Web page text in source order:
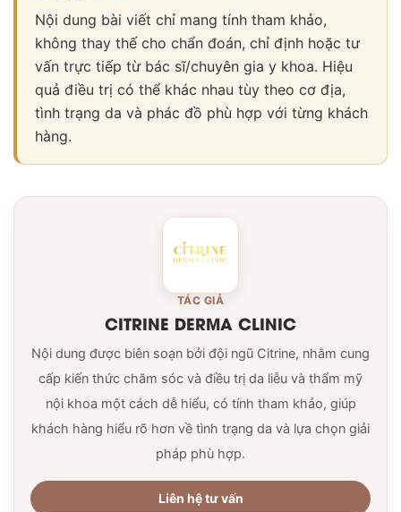
Nội dung bài viết chỉ mang tính tham khảo,
không thay thế cho chẩn đoán, chỉ định hoặc tư
vấn trực tiếp từ bác sĩ/chuyên gia y khoa. Hiệu
quả điều trị có thể khác nhau tùy theo cơ địa,
tình trạng da và phác đồ phù hợp với từng khách
hàng.
TÁC GIẢ
CITRINE DERMA CLINIC
Nội dung được biên soạn bởi đội ngũ Citrine, nhằm cung
cấp kiến thức chăm sóc và điều trị da liễu và thẩm mỹ
nội khoa một cách dễ hiểu, có tính tham khảo, giúp
khách hàng hiểu rõ hơn về tình trạng da và lựa chọn giải
pháp phù hợp.
Liên hệ tư vấn